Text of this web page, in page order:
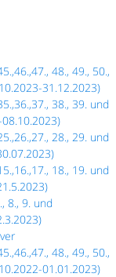
48., 49., 50.,
31.12.2023)
38., 39. und
28., 29. und
18., 19. und
8., 9. und
48., 49., 50.,
01.01.2023)